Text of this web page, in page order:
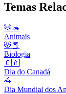
Temas
🦌🦔
Animais
🐯📕
Biologia
🇨🇦
Dia do Canadá
🦓
Dia Mundial dos